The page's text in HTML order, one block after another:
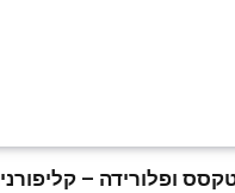
ופלורידה –